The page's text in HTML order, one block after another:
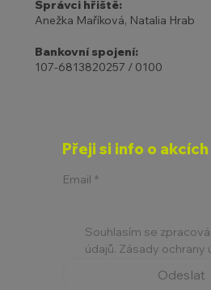
Správci hřiště:
Anežka Maříková, Natalia Hrab
Bankovní spojení:
107-6813820257 / 0100
Přeji si info o akcích
Email *
Souhlasím se
údajů. Zásady ochrany
Odeslat